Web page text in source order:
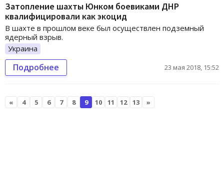
Затопление шахты Юнком боевиками ДНР
квалифицировали как экоцид
В шахте в прошлом веке был осуществлен подземный
ядерный взрыв.
Украина
Подробнее 23 мая 2018, 15:52
« 4 5 6 7 8 9 10 11 12 13 »